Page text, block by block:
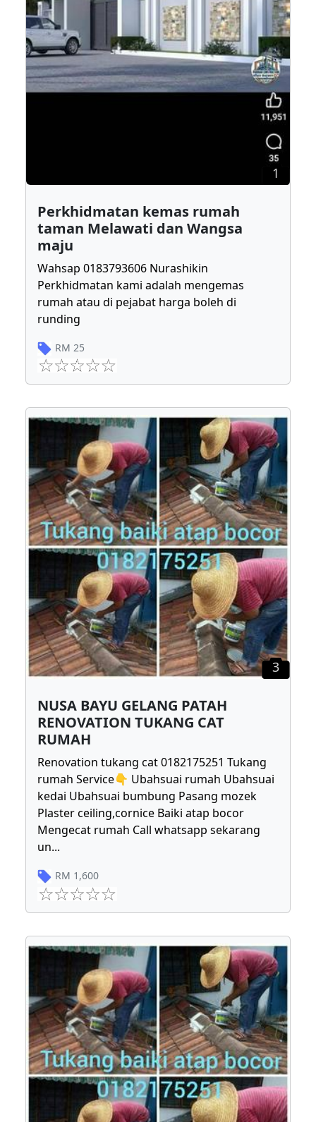
1
Perkhidmatan kemas rumah
taman Melawati dan Wangsa
maju
Wahsap 0183793606 Nurashikin
Perkhidmatan kami adalah mengemas
rumah atau di pejabat harga boleh di
runding
RM 25
3
NUSA BAYU GELANG PATAH
RENOVATION TUKANG CAT
RUMAH
Renovation tukang cat 0182175251 Tukang
rumah Service👇 Ubahsuai rumah Ubahsuai
kedai Ubahsuai bumbung Pasang mozek
Plaster ceiling,cornice Baiki atap bocor
Mengecat rumah Call whatsapp sekarang
un...
RM 1,600